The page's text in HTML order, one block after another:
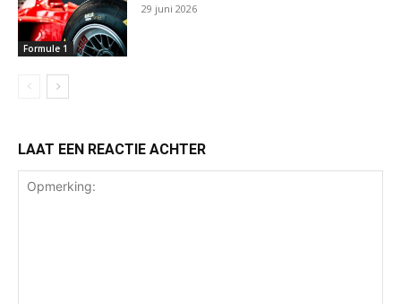
Formule 1
29 juni 2026
LAAT EEN REACTIE ACHTER